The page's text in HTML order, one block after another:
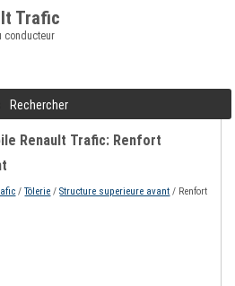
Trafic
conducteur
Rechercher
Renault Trafic: Renfort
/Tôlerie /Structure superieure avant / Renfort